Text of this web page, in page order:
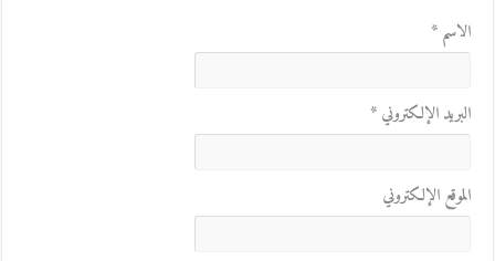
الاسم*
البريد الإلكتروني*
الموقع الإلكتروني